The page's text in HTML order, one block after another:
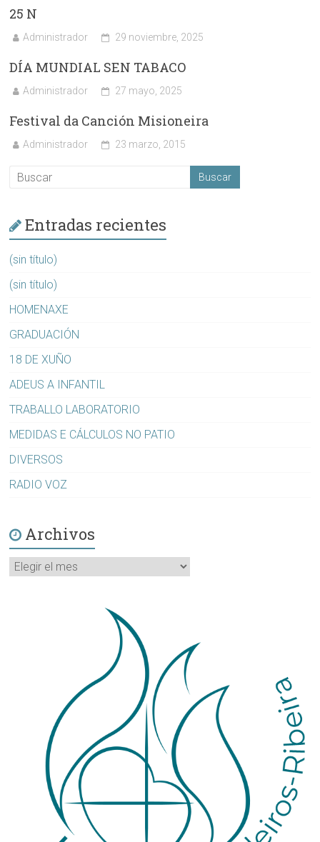
25 N
Administrador 29 noviembre, 2025
DÍA MUNDIAL SEN TABACO
Administrador 27 mayo, 2025
Festival da Canción Misioneira
Administrador 23 marzo, 2015
Entradas recientes
(sin título)
(sin título)
HOMENAXE
GRADUACIÓN
18 DE XUÑO
ADEUS A INFANTIL
TRABALLO LABORATORIO
MEDIDAS E CÁLCULOS NO PATIO
DIVERSOS
RADIO VOZ
Archivos
Archivos